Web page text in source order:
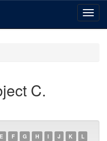
C.
E F G H I J K
L